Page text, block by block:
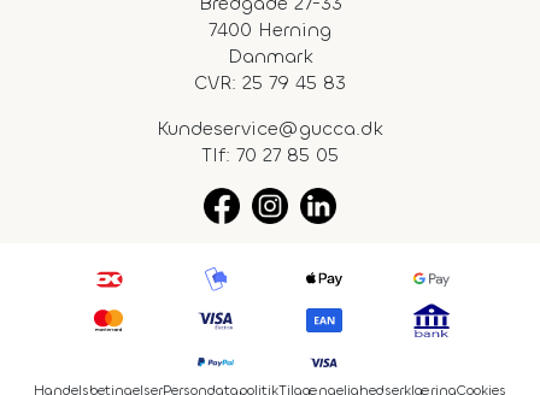
7400 Herning
Danmark
CVR: 25 79 45 83
Kundeservice@gucca.dk
Tlf: 70 27 85 05
HandelsbetingelserPersondatapolitikTilgængelighedserklæringCookies